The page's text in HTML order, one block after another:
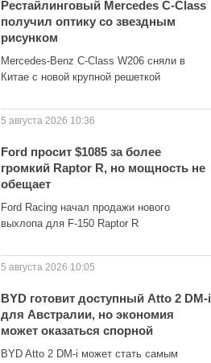
Рестайлинговый Mercedes C-Class
получил оптику со звездным
рисунком
Mercedes-Benz C-Class W206 сняли в
Китае с новой крупной решеткой
5 августа 2026 10:36
Ford просит $1085 за более
громкий Raptor R, но мощность не
обещает
Ford Racing начал продажи нового
выхлопа для F-150 Raptor R
5 августа 2026 10:05
BYD готовит доступный Atto 2 DM-i
для Австралии, но экономия
может оказаться спорной
BYD Atto 2 DM-i может стать самым